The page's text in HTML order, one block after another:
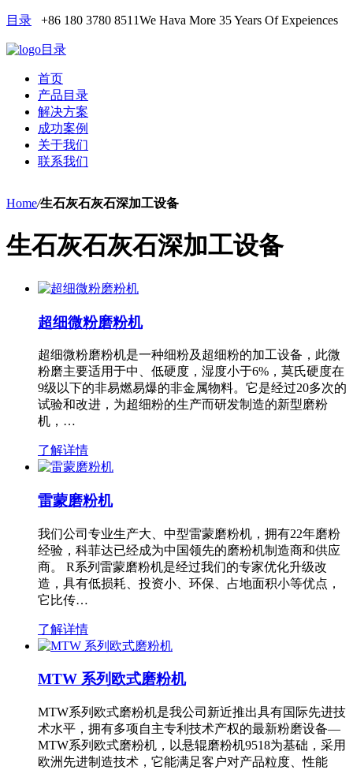
目录 +86 180 3780 8511We Hava More 35 Years Of Expeiences
目录
首页
产品目录
解决方案
成功案例
关于我们
联系我们
Home/生石灰石灰石深加工设备
生石灰石灰石深加工设备
超细微粉磨粉机
超细微粉磨粉机是一种细粉及超细粉的加工设备，此微
粉磨主要适用于中、低硬度，湿度小于6%，莫氏硬度在
9级以下的非易燃易爆的非金属物料。它是经过20多次的
试验和改进，为超细粉的生产而研发制造的新型磨粉
机，…
了解详情
雷蒙磨粉机
我们公司专业生产大、中型雷蒙磨粉机，拥有22年磨粉
经验，科菲达已经成为中国领先的磨粉机制造商和供应
商。 R系列雷蒙磨粉机是经过我们的专家优化升级改
造，具有低损耗、投资小、环保、占地面积小等优点，
它比传…
了解详情
MTW 系列欧式磨粉机
MTW系列欧式磨粉机是我公司新近推出具有国际先进技
术水平，拥有多项自主专利技术产权的最新粉磨设备—
MTW系列欧式磨粉机，以悬辊磨粉机9518为基础，采用
欧洲先进制造技术，它能满足客户对产品粒度、性能